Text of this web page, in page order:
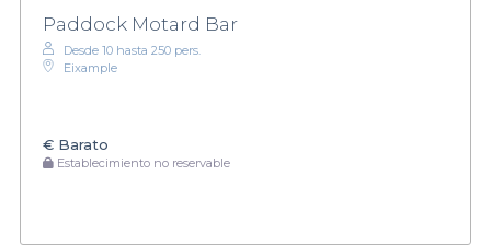
Paddock Motard Bar
Desde 10 hasta 250 pers.
Eixample
€ Barato
Establecimiento no reservable